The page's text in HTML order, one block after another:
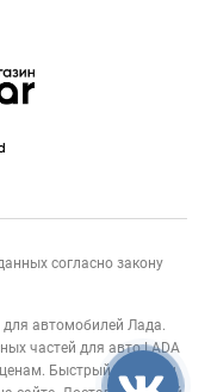
согласно закону
для автомобилей Лада.
частей для авто LADA
Быстрый подбор и